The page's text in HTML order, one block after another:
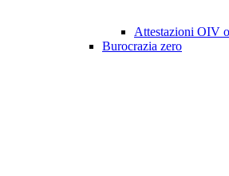
Attestazioni OIV
Burocrazia zero